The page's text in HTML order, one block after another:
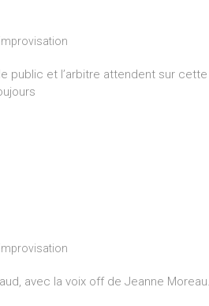
public et l’arbitre attendent sur
avec la voix off de Jeanne